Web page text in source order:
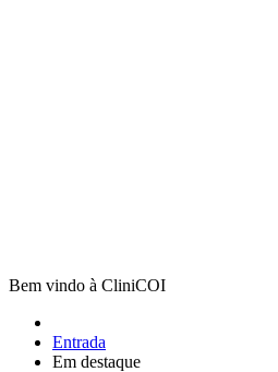
Bem vindo à CliniCOI
Entrada
Em destaque